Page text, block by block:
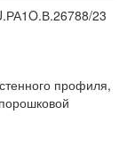
23
профиля,